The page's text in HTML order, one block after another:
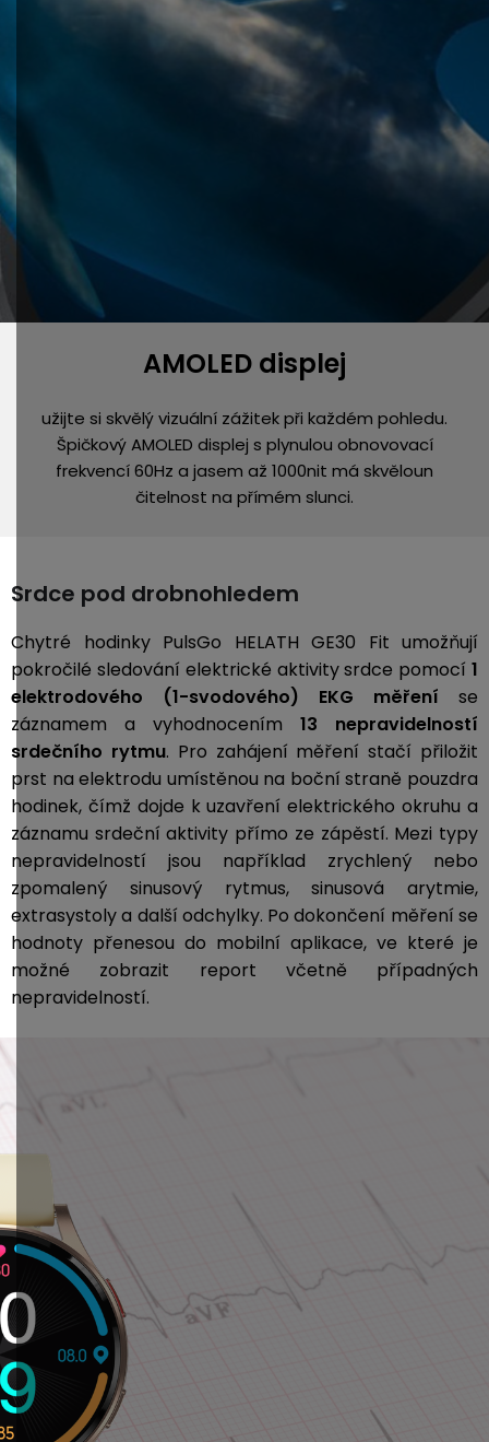
AMOLED displej
užijte si skvělý vizuální zážitek při každém pohledu.
Špičkový AMOLED displej s plynulou obnovovací
frekvencí 60Hz a jasem až 1000nit má skvěloun
čitelnost na přímém slunci.
Srdce pod drobnohledem
Chytré hodinky PulsGo HELATH GE30 Fit umožňují
pokročilé sledování elektrické aktivity srdce pomocí 1
elektrodového (1-svodového) EKG měření se
záznamem a vyhodnocením 13 nepravidelností
srdečního rytmu. Pro zahájení měření stačí přiložit
prst na elektrodu umístěnou na boční straně pouzdra
hodinek, čímž dojde k uzavření elektrického okruhu a
záznamu srdeční aktivity přímo ze zápěstí. Mezi typy
nepravidelností jsou například zrychlený nebo
zpomalený sinusový rytmus, sinusová arytmie,
extrasystoly a další odchylky. Po dokončení měření se
hodnoty přenesou do mobilní aplikace, ve které je
možné zobrazit report včetně případných
nepravidelností.